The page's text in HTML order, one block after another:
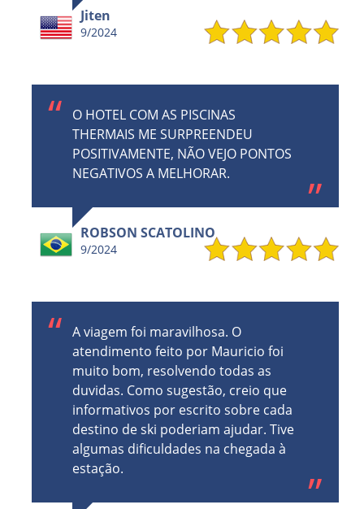
Jiten
9/2024
O HOTEL COM AS PISCINAS
THERMAIS ME SURPREENDEU
POSITIVAMENTE, NÃO VEJO PONTOS
NEGATIVOS A MELHORAR.
ROBSON SCATOLINO
9/2024
A viagem foi maravilhosa. O
atendimento feito por Mauricio foi
muito bom, resolvendo todas as
duvidas. Como sugestão, creio que
informativos por escrito sobre cada
destino de ski poderiam ajudar. Tive
algumas dificuldades na chegada à
estação.